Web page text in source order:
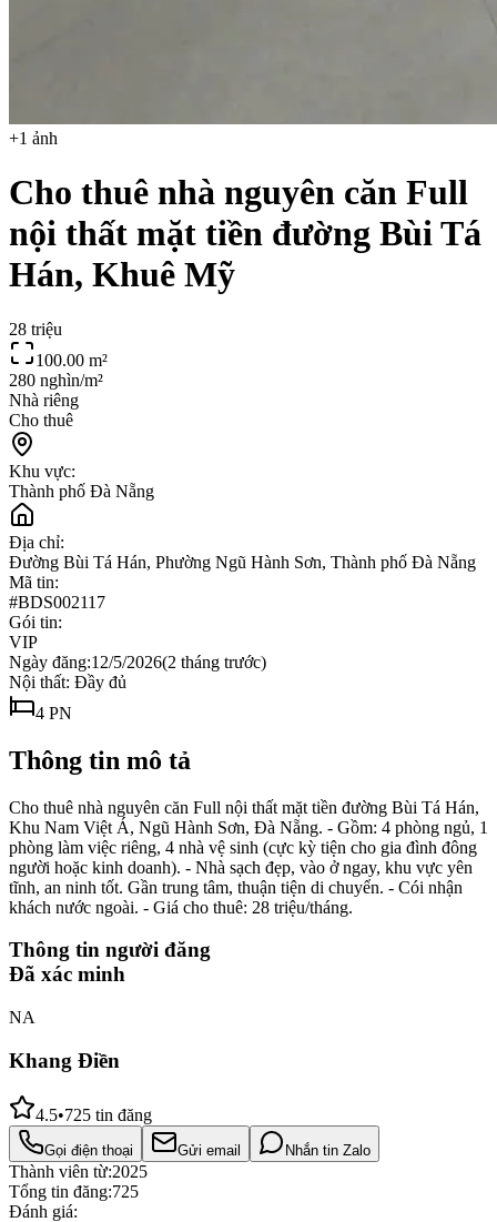
+1 ảnh
Cho thuê nhà nguyên căn Full
nội thất mặt tiền đường Bùi Tá
Hán, Khuê Mỹ
28 triệu
100.00 m²
280 nghìn/m²
Nhà riêng
Cho thuê
Khu vực:
Thành phố Đà Nẵng
Địa chỉ:
Đường Bùi Tá Hán, Phường Ngũ Hành Sơn, Thành phố Đà Nẵng
Mã tin:
#BDS002117
Gói tin:
VIP
Ngày đăng:12/5/2026(2 tháng trước)
Nội thất: Đầy đủ
4 PN
Thông tin mô tả
Cho thuê nhà nguyên căn Full nội thất mặt tiền đường Bùi Tá Hán,
Khu Nam Việt Á, Ngũ Hành Sơn, Đà Nẵng. - Gồm: 4 phòng ngủ, 1
phòng làm việc riêng, 4 nhà vệ sinh (cực kỳ tiện cho gia đình đông
người hoặc kinh doanh). - Nhà sạch đẹp, vào ở ngay, khu vực yên
tĩnh, an ninh tốt. Gần trung tâm, thuận tiện di chuyển. - Cói nhận
khách nước ngoài. - Giá cho thuê: 28 triệu/tháng.
Thông tin người đăng
Đã xác minh
NA
Khang Điền
4.5•725 tin đăng
Gọi điện thoại Gửi email Nhắn tin Zalo
Thành viên từ:2025
Tổng tin đăng:725
Đánh giá: